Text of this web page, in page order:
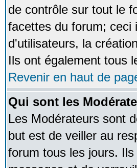
de contrôle sur tout le
facettes du forum; ceci
d'utilisateurs, la
Ils ont également tous
Revenir en haut de
Qui sont les
Les Modérateurs sont
but est de veiller au
forum tous les jours.